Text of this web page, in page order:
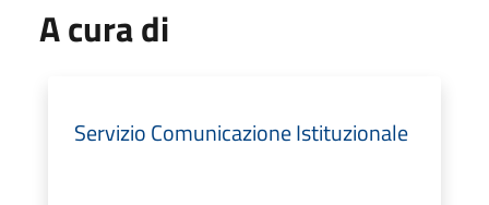
A cura di
Servizio Comunicazione Istituzionale